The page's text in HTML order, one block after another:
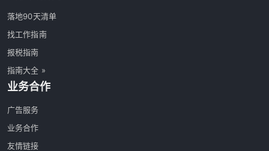
落地90天清单
找工作指南
报税指南
指南大全 »
业务合作
广告服务
业务合作
友情链接